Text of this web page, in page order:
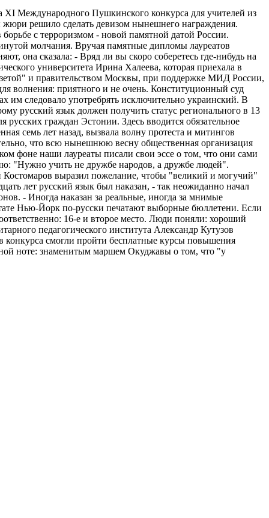
Международного Пушкинского конкурса для учителей из
решило сделать девизом нынешнего награждения.
с терроризмом - новой памятной датой России.
молчания. Вручая памятные дипломы лауреатов
она сказала: - Вряд ли вы скоро соберетесь где-нибудь на
университета Ирина Халеева, которая приехала в
и правительством Москвы, при поддержке МИД России,
волнения: приятного и не очень. Конституционный суд
им следовало употребрять исключительно украинский. В
русский язык должен получить статус регионального в 13
граждан Эстонии. Здесь вводится обязательное
семь лет назад, вызвала волну протеста и митингов
что всю нынешнюю весну общественная организация
фоне наши лауреаты писали свои эссе о том, что они сами
"Нужно учить не дружбе народов, а дружбе людей".
выразил пожелание, чтобы "великий и могучий"
лет русский язык был наказан, - так неожиданно начал
- Иногда наказан за реальные, иногда за мнимые
Нью-Йорк по-русски печатают выборные бюллетени. Если
16-е и второе место. Люди поняли: хороший
педагогического института Александр Кутузов
конкурса смогли пройти бесплатные курсы повышения
ноте: знаменитым маршем Окуджавы о том, что "у